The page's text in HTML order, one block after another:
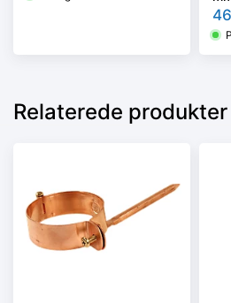
4 i
Relaterede produkter